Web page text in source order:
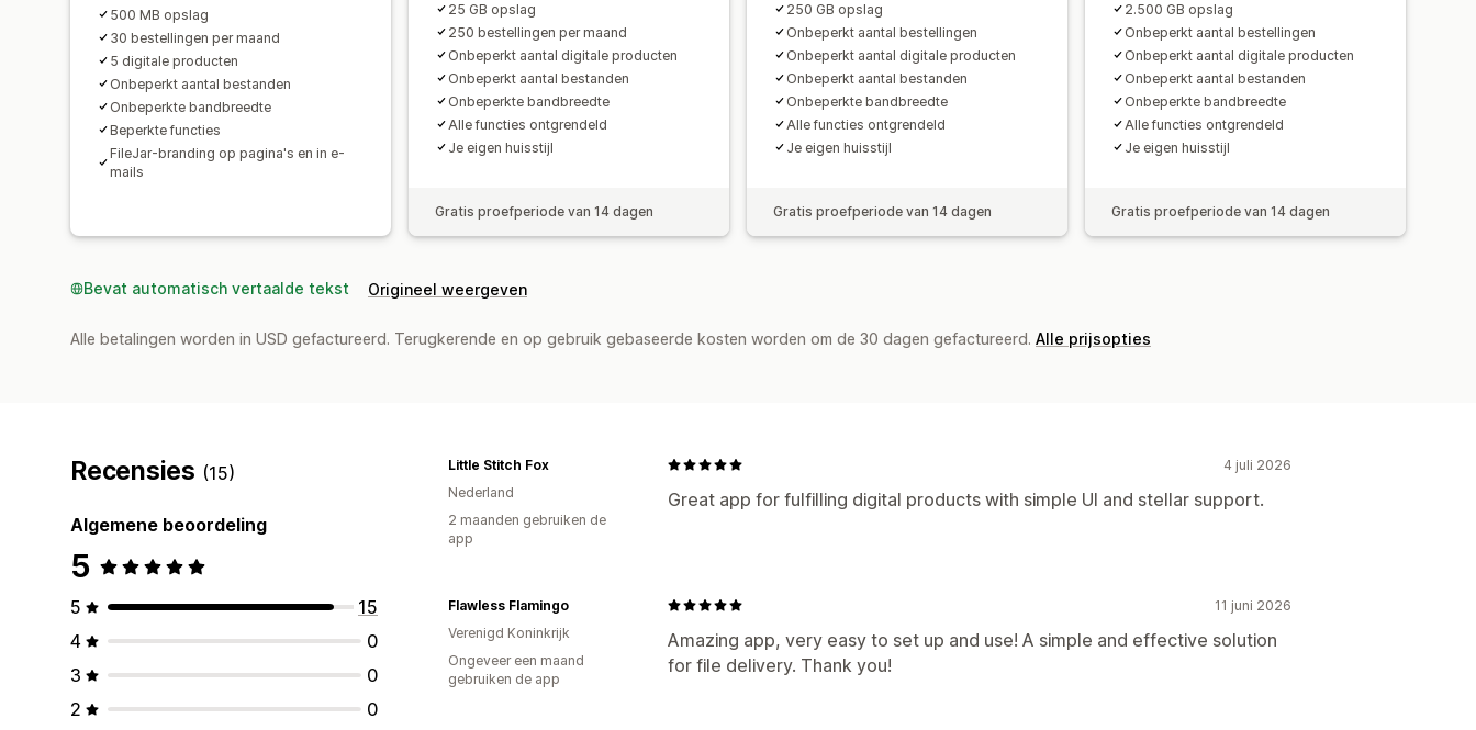
500 MB opslag
30 bestellingen per maand
5 digitale producten
Onbeperkt aantal bestanden
Onbeperkte bandbreedte
Beperkte functies
FileJar-branding op pagina's en in e-
mails
25 GB opslag
250 bestellingen per maand
Onbeperkt aantal digitale producten
Onbeperkt aantal bestanden
Onbeperkte bandbreedte
Alle functies ontgrendeld
Je eigen huisstijl
Gratis proefperiode van 14 dagen
250 GB opslag
Onbeperkt aantal bestellingen
Onbeperkt aantal digitale producten
Onbeperkt aantal bestanden
Onbeperkte bandbreedte
Alle functies ontgrendeld
Je eigen huisstijl
Gratis proefperiode van 14 dagen
2.500 GB opslag
Onbeperkt aantal bestellingen
Onbeperkt aantal digitale producten
Onbeperkt aantal bestanden
Onbeperkte bandbreedte
Alle functies ontgrendeld
Je eigen huisstijl
Gratis proefperiode van 14 dagen
Bevat automatisch vertaalde tekst Origineel weergeven
Alle betalingen worden in USD gefactureerd. Terugkerende en op gebruik gebaseerde kosten worden om de 30 dagen gefactureerd. Alle prijsopties
Recensies (15)
Algemene beoordeling
5
5
15
4
0
3
0
2
0
4 juli 2026
Great app for fulfilling digital products with simple UI and stellar support.
Little Stitch Fox
Nederland
2 maanden gebruiken de
app
11 juni 2026
Amazing app, very easy to set up and use! A simple and effective solution
for file delivery. Thank you!
Flawless Flamingo
Verenigd Koninkrijk
Ongeveer een maand
gebruiken de app